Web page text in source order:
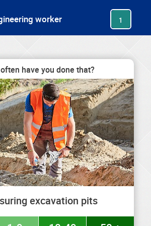
worker 1
have you done that?
excavation pits